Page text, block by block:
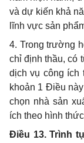
và dự kiến khả
lĩnh vực sản
4. Trong trường
chỉ định thầu, có
dịch vụ công ích
khoản 1 Điều
chọn nhà sản
ích theo hình
Điều 13. Trình